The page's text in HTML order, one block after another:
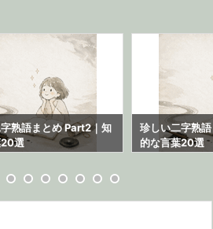
熟語まとめ Part2｜知
選
珍しい二字熟
的な言葉20選